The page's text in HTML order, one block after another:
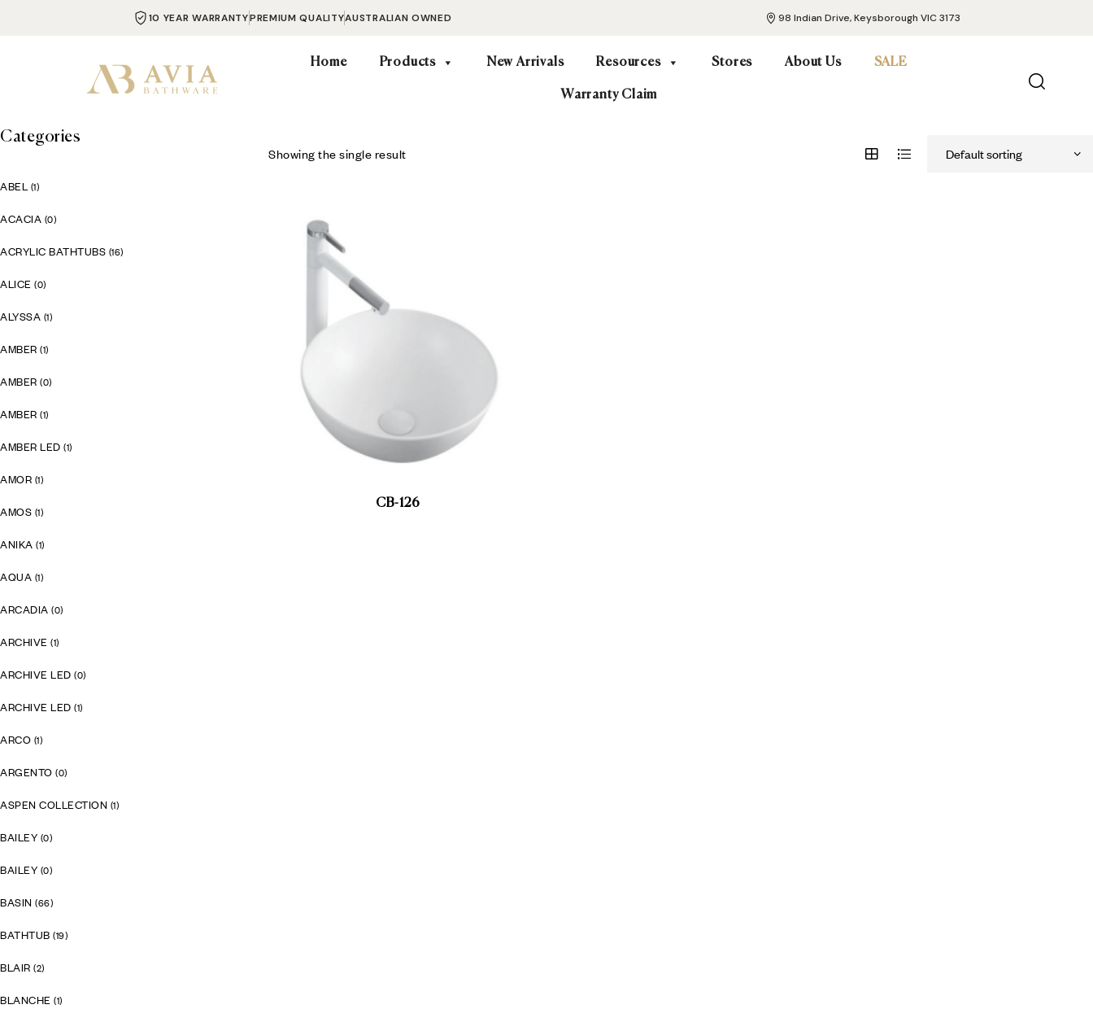
10 YEAR WARRANTYPREMIUM QUALITYAUSTRALIAN OWNED 98 Indian Drive, Keysborough VIC 3173
Home Products New Arrivals Resources Stores About Us SALE
Warranty Claim
Showing the single result
CB-126
Categories
ABEL (1)
ACACIA (0)
ACRYLIC BATHTUBS (16)
ALICE (0)
ALYSSA (1)
AMBER (1)
AMBER (0)
AMBER (1)
AMBER LED (1)
AMOR (1)
AMOS (1)
ANIKA (1)
AQUA (1)
ARCADIA (0)
ARCHIVE (1)
ARCHIVE LED (0)
ARCHIVE LED (1)
ARCO (1)
ARGENTO (0)
ASPEN COLLECTION (1)
BAILEY (0)
BAILEY (0)
BASIN (66)
BATHTUB (19)
BLAIR (2)
BLANCHE (1)